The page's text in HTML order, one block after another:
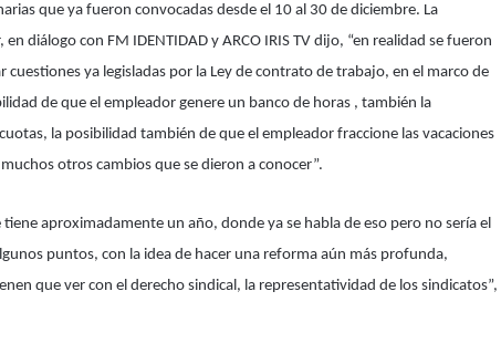
que ya fueron convocadas desde el 10 al 30 de diciembre. La
diálogo con FM IDENTIDAD y ARCO IRIS TV dijo, “en realidad se fueron
ya legisladas por la Ley de contrato de trabajo, en el marco de
de que el empleador genere un banco de horas , también la
la posibilidad también de que el empleador fraccione las vacaciones
otros cambios que se dieron a conocer”.
aproximadamente un año, donde ya se habla de eso pero no sería el
puntos, con la idea de hacer una reforma aún más profunda,
que ver con el derecho sindical, la representatividad de los sindicatos”,